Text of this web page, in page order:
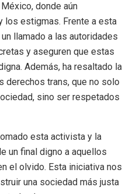
donde aún
los estigmas. Frente a esta
llamado a las autoridades
y aseguren que estas
Además, ha resaltado la
derechos trans, que no solo
sino ser respetados
esta activista y la
un final digno a aquellos
el olvido. Esta iniciativa nos
una sociedad más justa